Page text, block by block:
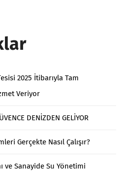
2025 İtibarıyla Tam
Veriyor
DENİZDEN GELİYOR
Gerçekte Nasıl Çalışır?
ve Sanayide Su Yönetimi